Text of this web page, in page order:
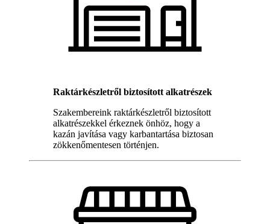
Raktárkészletről biztosított alkatrészek
Szakembereink raktárkészletről biztosított
alkatrészekkel érkeznek önhöz, hogy a
kazán javítása vagy karbantartása biztosan
zökkenőmentesen történjen.